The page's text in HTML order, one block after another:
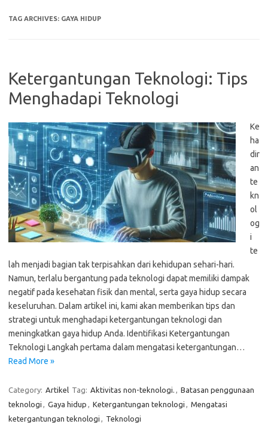
TAG ARCHIVES: GAYA HIDUP
Ketergantungan Teknologi: Tips
Menghadapi Teknologi
Ke
ha
dir
an
te
kn
ol
og
i
te
lah menjadi bagian tak terpisahkan dari kehidupan sehari-hari.
Namun, terlalu bergantung pada teknologi dapat memiliki dampak
negatif pada kesehatan fisik dan mental, serta gaya hidup secara
keseluruhan. Dalam artikel ini, kami akan memberikan tips dan
strategi untuk menghadapi ketergantungan teknologi dan
meningkatkan gaya hidup Anda. Identifikasi Ketergantungan
Teknologi Langkah pertama dalam mengatasi ketergantungan…
Read More »
Category: Artikel Tag: Aktivitas non-teknologi. , Batasan penggunaan
teknologi , Gaya hidup , Ketergantungan teknologi , Mengatasi
ketergantungan teknologi , Teknologi